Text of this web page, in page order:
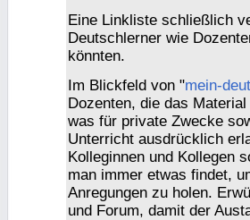
Eine Linkliste schließlich
Deutschlerner wie
könnten.
Im Blickfeld von "mein-
Dozenten, die das
was für private Zwecke
Unterricht ausdrücklich
Kolleginnen und Kollegen
man immer etwas findet,
Anregungen zu holen.
und Forum, damit der